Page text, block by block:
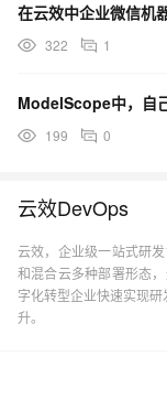
322 1
199 0
云效DevOps
云效，企业级一站式研
和混合云多种部署形态
字化转型企业快速实现
升。